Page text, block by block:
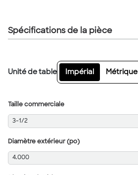
Spécifications de la pièce
Unité de table Impérial Métrique
Taille commerciale
3-1/2
Diamètre extérieur (po)
4.000